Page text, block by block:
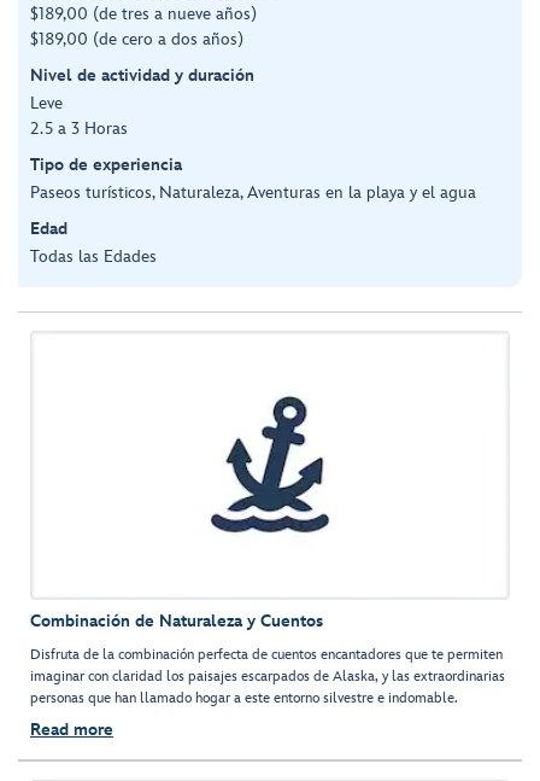
$189,00 (de tres a nueve años)
$189,00 (de cero a dos años)
Nivel de actividad y duración
Leve
2.5 a 3 Horas
Tipo de experiencia
Paseos turísticos, Naturaleza, Aventuras en la playa y el agua
Edad
Todas las Edades
Combinación de Naturaleza y Cuentos
Disfruta de la combinación perfecta de cuentos encantadores que te permiten
imaginar con claridad los paisajes escarpados de Alaska, y las extraordinarias
personas que han llamado hogar a este entorno silvestre e indomable.
Read more